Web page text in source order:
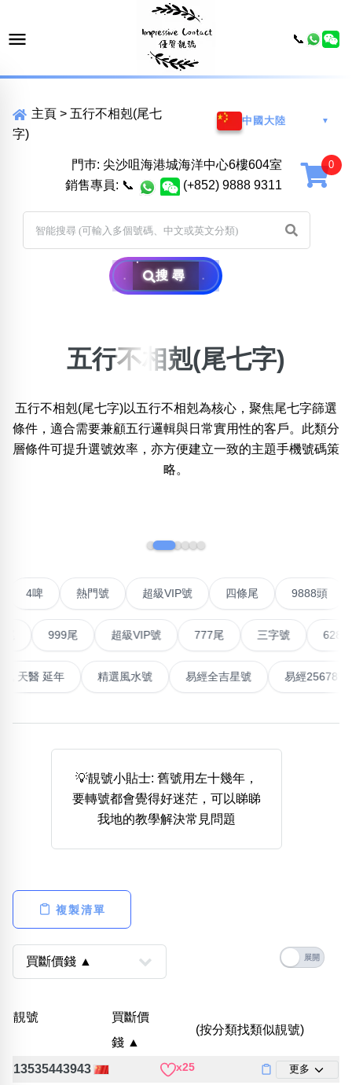
主頁 > 五行不相剋(尾七
字)
中國大陸 ▼
門巿: 尖沙咀海港城海洋中心6樓604室
銷售專員: 📞 (+852) 9888 9311
搜尋
位置:
二 三 四 五 六 七 八 九 十 十一
無0 無3無4無5 無7無8 無9
清除全部分類
搜尋
888尾
999尾 777尾 9字頭 6字頭
無4字
全大數字
5萬以上 生天延 全吉星(全號)
清除全部分類
幸運號分類
包含數字
五行
五行不相剋(尾七字)
五行不相剋(尾七字)以五行不相剋為核心，聚焦尾七字篩選
條件，適合需要兼顧五行邏輯與日常實用性的客戶。此類分
層條件可提升選號效率，亦方便建立一致的主題手機號碼策
略。
聯號 4啤 熱門號 超級VIP號 四條尾
超級VIP號 777尾 三字號 6288頭
最高能量生氣 天醫 延年 精選風水號 易經全吉星號 易
💡靚號小貼士: 舊號用左十幾年，
要轉號都會覺得好迷茫，可以睇睇
我地的教學解決常見問題
複製清單
靚號
買斷價
錢 ▲
(按分類找類似靚號)
13535443943 x25 更多
📞